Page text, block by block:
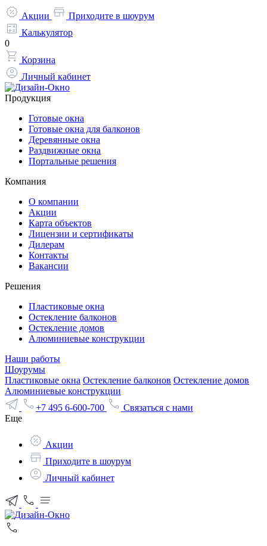
Акции
Приходите в шоурум
Калькулятор
0
Корзина
Личный кабинет
Продукция
Готовые окна
Готовые окна для балконов
Деревянные окна
Раздвижные окна
Портальные решения
Компания
О компании
Акции
Карта объектов
Лицензии и сертификаты
Дилерам
Контакты
Вакансии
Решения
Пластиковые окна
Остекление балконов
Остекление домов
Алюминиевые конструкции
Наши работы
Шоурумы
Пластиковые окна Остекление балконов Остекление домов
Алюминиевые конструкции
+7 495 6-600-700
Связаться с нами
Еще
Акции
Приходите в шоурум
Личный кабинет